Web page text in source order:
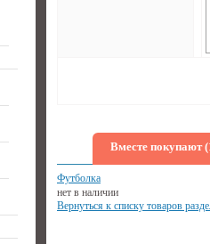
Вместе покупают
Футболка
нет в наличии
Вернуться к списку товаров